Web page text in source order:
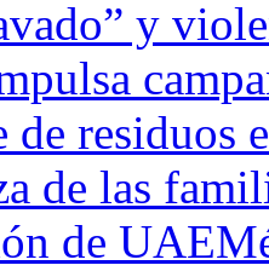
y
de residuos
de las
de